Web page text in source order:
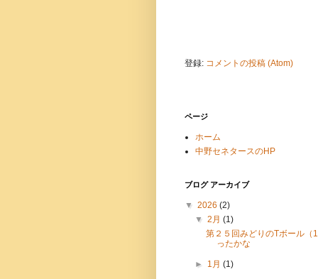
登録: コメントの投稿 (Atom)
ページ
ホーム
中野セネタースのHP
ブログ アーカイブ
▼ 2026 (2)
▼2月(1)
第２５回みどりのTボール（
ったかな
► 1月(1)